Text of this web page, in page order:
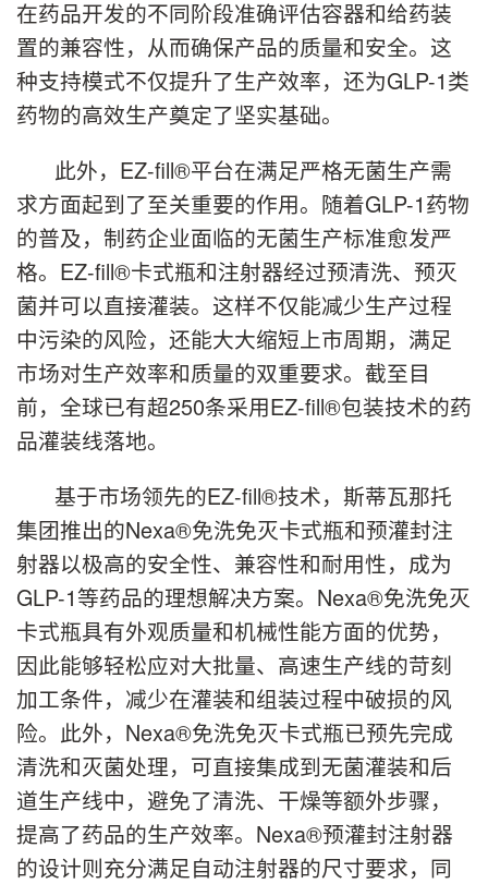
在药品开发的不同阶段准确评估容器和给药装
置的兼容性，从而确保产品的质量和安全。这
种支持模式不仅提升了生产效率，还为GLP-1类
药物的高效生产奠定了坚实基础。
此外，EZ-fill®平台在满足严格无菌生产需
求方面起到了至关重要的作用。随着GLP-1药物
的普及，制药企业面临的无菌生产标准愈发严
格。EZ-fill®卡式瓶和注射器经过预清洗、预灭
菌并可以直接灌装。这样不仅能减少生产过程
中污染的风险，还能大大缩短上市周期，满足
市场对生产效率和质量的双重要求。截至目
前，全球已有超250条采用EZ-fill®包装技术的药
品灌装线落地。
基于市场领先的EZ-fill®技术，斯蒂瓦那托
集团推出的Nexa®免洗免灭卡式瓶和预灌封注
射器以极高的安全性、兼容性和耐用性，成为
GLP-1等药品的理想解决方案。Nexa®免洗免灭
卡式瓶具有外观质量和机械性能方面的优势，
因此能够轻松应对大批量、高速生产线的苛刻
加工条件，减少在灌装和组装过程中破损的风
险。此外，Nexa®免洗免灭卡式瓶已预先完成
清洗和灭菌处理，可直接集成到无菌灌装和后
道生产线中，避免了清洗、干燥等额外步骤，
提高了药品的生产效率。Nexa®预灌封注射器
的设计则充分满足自动注射器的尺寸要求，同